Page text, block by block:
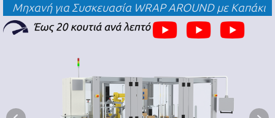
Μηχανή για Συσκευασία WRAP AROUND με Καπάκι